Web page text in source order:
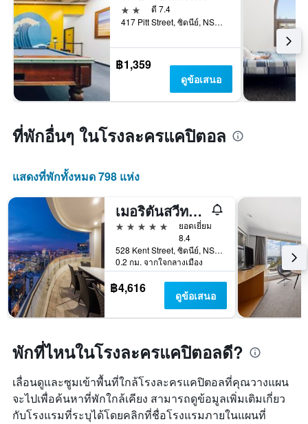
2 ดาว
ดี 7.4
417 Pitt Street, ซิดนีย์, NSW, ออสเตรเลีย
฿1,359
ดูข้อเสนอ
ที่พักอื่นๆ ในโรงละครแคปิตอล
แสดงที่พักทั้งหมด 798 แห่ง
เมอริตันสวีทส์ ถนนเคนท์ ซิดนีย์
5 ดาว
ยอดเยี่ยม
8.4
528 Kent Street, ซิดนีย์, NSW, ออสเตรเลีย
0.2 กม. จากใจกลางเมือง
฿4,616 ดูข้อเสนอ
พักที่ไหนในโรงละครแคปิตอลดี?
เลื่อนดูและซูมเข้าพื้นที่ใกล้โรงละครแคปิตอลที่คุณวางแผน
จะไปเพื่อค้นหาที่พักใกล้เคียง สามารถดูข้อมูลเพิ่มเติมเกี่ยว
กับโรงแรมที่ระบุได้โดยคลิกที่ชื่อโรงแรมภายในแผนที่